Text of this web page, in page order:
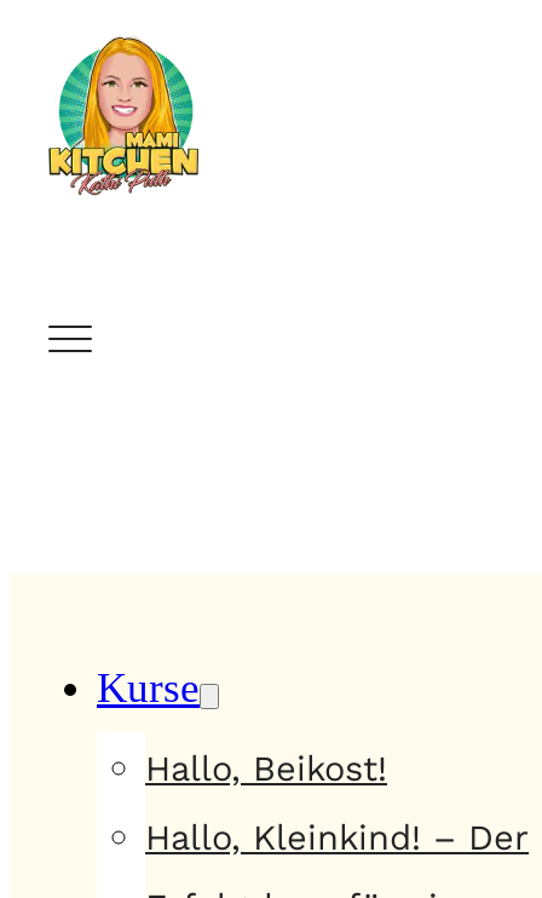
Kurse
Hallo, Beikost!
Hallo, Kleinkind! – Der